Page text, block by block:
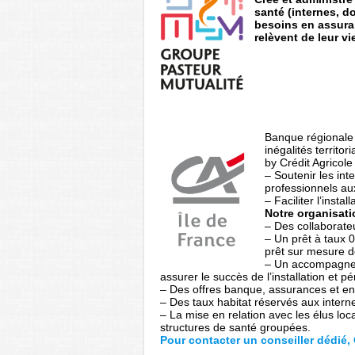
santé (internes,
besoins en
relèvent de leur
Banque
inégalités
by Crédit
– Soutenir les
professionnels
– Faciliter
Notre
– Des
– Un prêt à taux
prêt sur mesure
– Un
assurer le succès de l’installation et
– Des offres banque, assurances et
– Des taux habitat réservés aux
– La mise en relation avec les élus
structures de santé groupées.
Pour contacter un conseiller dédié,